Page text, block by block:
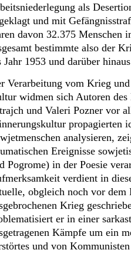
als
und mit
davon 32.375 Menschen
bestimmte also der
Jahr 1953 und darüber
Verarbeitung vom Krieg
widmen sich Autoren
und Valeri Pozner vor
propagierten
analysieren,
Ereignisse
Pogrome) in der Poesie
verdient in
obgleich noch vor dem
Krieg
er in einer
Kämpfe um ein
und von